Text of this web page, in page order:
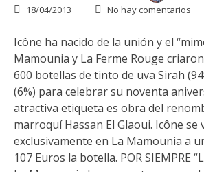
18/04/2013
No hay comentarios
Icône ha nacido de la unión y el
Mamounia y La Ferme Rouge
600 botellas de tinto de uva Sirah
(6%) para celebrar su noventa
atractiva etiqueta es obra del
marroquí Hassan El Glaoui. Icône se
exclusivamente en La Mamounia a
107 Euros la botella. POR SIEMPRE